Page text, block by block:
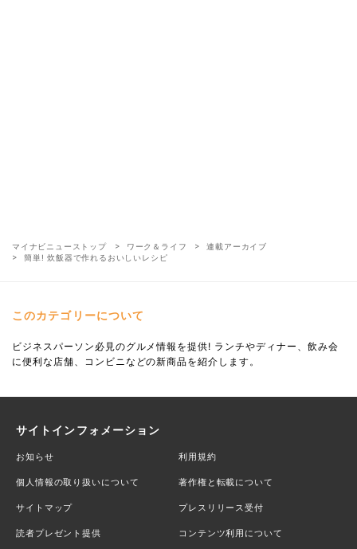
マイナビニューストップ ワーク＆ライフ
連載アーカイブ
簡単! 炊飯器で作れるおいしいレシピ
このカテゴリーについて
ビジネスパーソン必見のグルメ情報を提供! ランチやディナー、飲み会
に便利な店舗、コンビニなどの新商品を紹介します。
サイトインフォメーション
お知らせ 利用規約
個人情報の取り扱いについて 著作権と転載について
サイトマップ プレスリリース受付
読者プレゼント提供 コンテンツ利用について